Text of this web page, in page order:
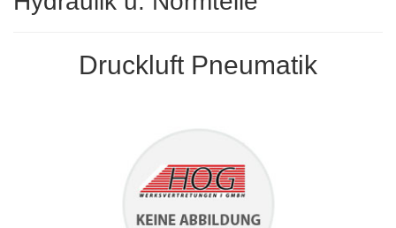
Druckluft Pneumatik